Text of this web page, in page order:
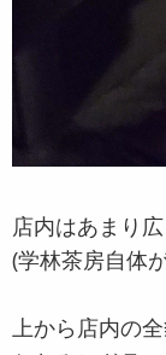
店内はあまり
(学林茶房自体
上から店内の